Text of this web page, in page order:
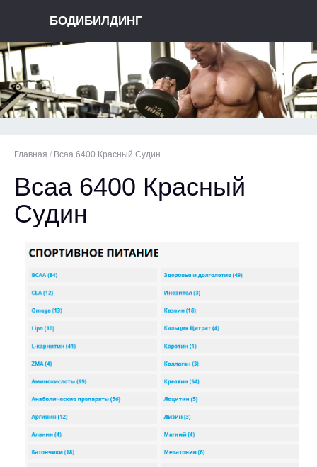
БОДИБИЛДИНГ
Главная / Bcaa 6400 Красный Судин
Bcaa 6400 Красный
Судин